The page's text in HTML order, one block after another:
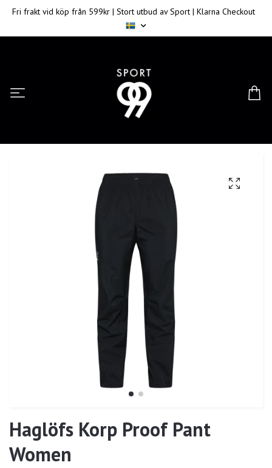
Fri frakt vid köp från 599kr | Stort utbud av Sport | Klarna Checkout
Haglöfs Korp Proof Pant
Women